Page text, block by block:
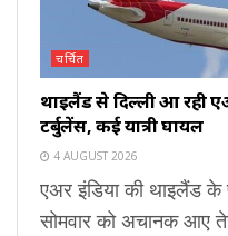
चर्चित
थाइलैंड से दिल्ली आ रही
टर्बुलेंस, कई यात्री घायल
4 AUGUST 2026
एअर इंडिया की थाइलैंड
सोमवार को अचानक आए